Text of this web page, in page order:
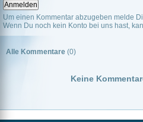
Um einen Kommentar abzugeben melde
Wenn Du noch kein Konto bei uns hast,
Alle Kommentare (0)
Keine